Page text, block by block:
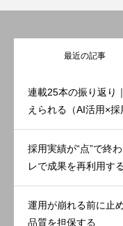
最近の記事
連載25本の振り返り
えられる（AI活用×採
採用実績が“点”で終
レで成果を再利用す
運用が崩れる前に止
品質を担保する